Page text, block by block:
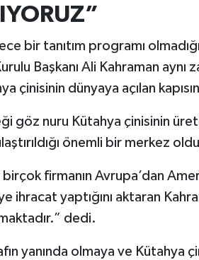
bir tanıtım programı
Başkanı Ali Kahraman aynı
çinisinin dünyaya açılan
göz nuru Kütahya çinisinin
önemli bir merkez
firmanın Avrupa’dan
ihracat yaptığını aktaran
dedi.
yanında olmaya ve Kütahya